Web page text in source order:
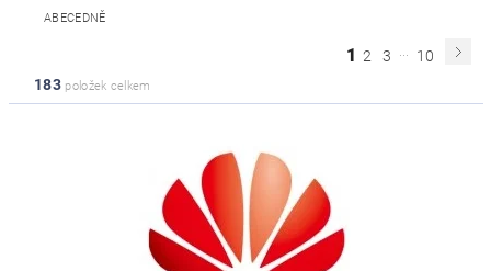
ABECEDNĚ
1 2 3
10
183položek celkem